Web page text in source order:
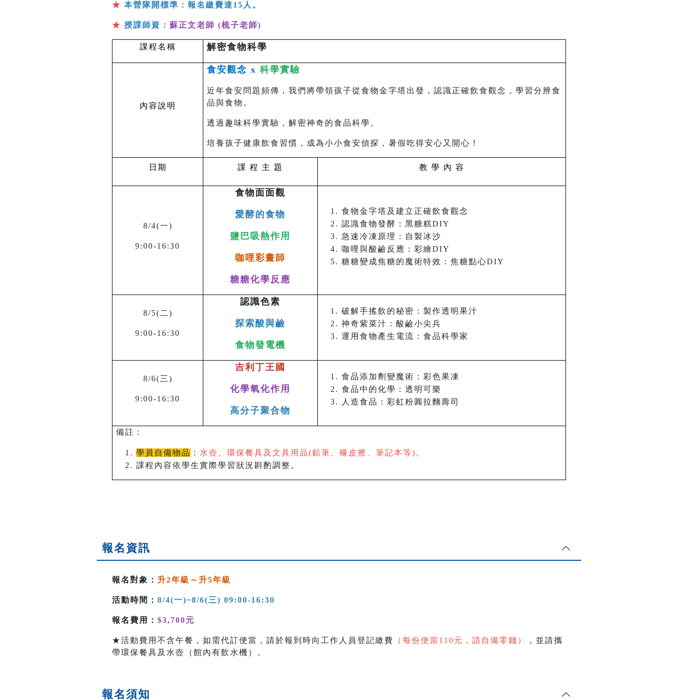
★ 本營隊開標準：報名繳費達15人。
★ 授課師資： 蘇正文老師 (梳子老師)
課程名稱 解密食物科學
內容說明
食安觀念 x 科學實驗
近年食安問題頻傳，我們將帶領孩子從食物金字塔出發，認識正確飲食觀念，學習分辨食
品與食物。
透過趣味科學實驗，解密神奇的食品科學。
培養孩子健康飲食習慣，成為小小食安偵探，暑假吃得安心又開心！
日期 課 程 主 題 教 學 內 容
8/4(一)
9:00-16:30
食物面面觀
愛酵的食物
鹽巴吸熱作用
咖哩彩畫師
糖糖化學反應
食物金字塔及建立正確飲食觀念
認識食物發酵：黑糖糕DIY
急速冷凍原理：自製冰沙
咖哩與酸鹼反應：彩繪DIY
糖糖變成焦糖的魔術特效：焦糖點心DIY
8/5( 二)
9:00-16:30
認識色素
探索酸與鹼
食物發電機
破解手搖飲的秘密：製作透明果汁
神奇紫菜汁：酸鹼小尖兵
運用食物產生電流：食品科學家
8/6(三)
9:00-16:30
吉利丁王國
化學氧化作用
高分子聚合物
食品添加劑變魔術：彩色果凍
食品中的化學：透明可樂
人造食品：彩虹粉圓拉麵壽司
備註：
學員自備物品 ： 水壺、環保餐具及文具用品(鉛筆、橡皮擦、筆記本等)。
課程內容依學生實際學習狀況斟酌調整。
報名資訊
報名對象： 升2年級～升5年級
活動時間： 8/4(一)~8/6(三) 09:00-16:30
報名費用： $3,700元
★活動費用不含午餐，如需代訂便當，請於報到時向工作人員登記繳費 （每份便當110元，請自備零錢）
，並請攜
帶環保餐具及水壺（館內有飲水機）。
報名須知